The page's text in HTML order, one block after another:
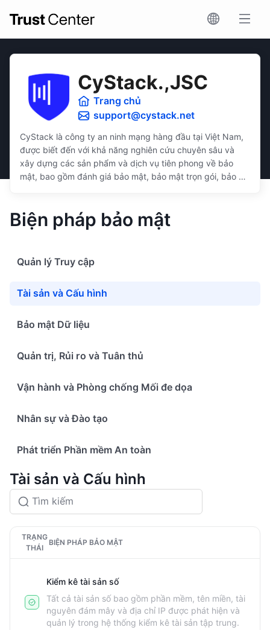
CyStack.,JSC
Trang chủ
support@cystack.net
CyStack là công ty an ninh mạng hàng đầu tại Việt Nam,
được biết đến với khả năng nghiên cứu chuyên sâu và
xây dựng các sản phẩm và dịch vụ tiên phong về bảo
mật, bao gồm đánh giá bảo mật, bảo mật trọn gói, bảo vệ
sử dụng, phù hợp với doanh nghiệp ở các quy mô, ngân
sách, và khả năng kỹ thuật khác nhau.
Biện pháp bảo mật
Quản lý Truy cập
Tài sản và Cấu hình
Bảo mật Dữ liệu
Quản trị, Rủi ro và Tuân thủ
Vận hành và Phòng chống Mối đe dọa
Nhân sự và Đào tạo
Phát triển Phần mềm An toàn
Tài sản và Cấu hình
TRẠNG
THÁI
BIỆN PHÁP BẢO MẬT
Kiểm kê tài sản số
Tất cả tài sản số bao gồm phần mềm, tên miền, tài
nguyên đám mây và địa chỉ IP được phát hiện và
quản lý trong hệ thống kiểm kê tài sản tập trung.